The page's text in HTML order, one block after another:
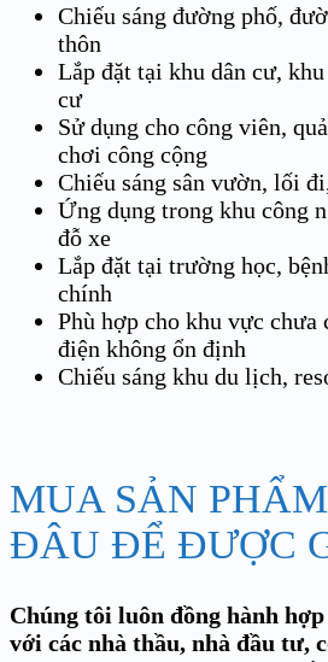
Chiếu sáng đường phố,
thôn
Lắp đặt tại khu dân cư,
cư
Sử dụng cho công viên,
chơi công cộng
Chiếu sáng sân vườn, lối
Ứng dụng trong khu công
đỗ xe
Lắp đặt tại trường học,
chính
Phù hợp cho khu vực chưa
điện không ổn định
Chiếu sáng khu du lịch,
MUA SẢN
ĐÂU ĐỂ ĐƯỢC
Chúng tôi luôn đồng hành
với các nhà thầu, nhà đầu tư,